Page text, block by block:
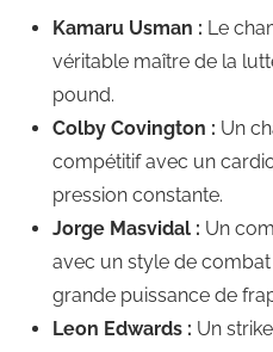
Kamaru Usman : Le
véritable maître de la
pound.
Colby Covington : Un
compétitif avec un
pression constante.
Jorge Masvidal : Un
avec un style de
grande puissance de
Leon Edwards : Un